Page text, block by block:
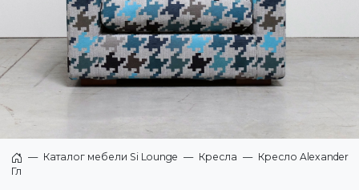
Главная
— Каталог мебели Si Lounge — Кресла — Кресло Alexander